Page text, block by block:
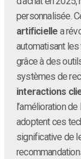
personnalisée.
artificielle a
automatisant
grâce à des
systèmes de
interactions
l’amélioration
adoptent ces
significative de